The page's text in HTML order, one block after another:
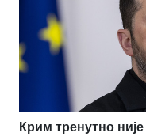
Крим тренутно